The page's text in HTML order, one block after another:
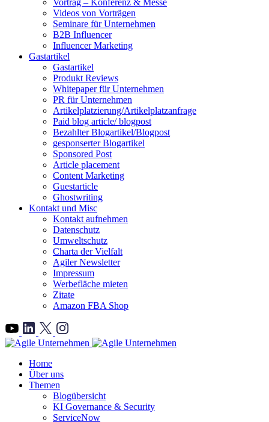
Vortrag – Konferenz & Messe
Videos von Vorträgen
Seminare für Unternehmen
B2B Influencer
Influencer Marketing
Gastartikel
Gastartikel
Produkt Reviews
Whitepaper für Unternehmen
PR für Unternehmen
Artikelplatzierung/Artikelplatzanfrage
Paid blog article/ blogpost
Bezahlter Blogartikel/Blogpost
gesponserter Blogartikel
Sponsored Post
Article placement
Content Marketing
Guestarticle
Ghostwriting
Kontakt und Misc
Kontakt aufnehmen
Datenschutz
Umweltschutz
Charta der Vielfalt
Agiler Newsletter
Impressum
Werbefläche mieten
Zitate
Amazon FBA Shop
">
Home
Über uns
Themen
Blogübersicht
KI Governance & Security
ServiceNow